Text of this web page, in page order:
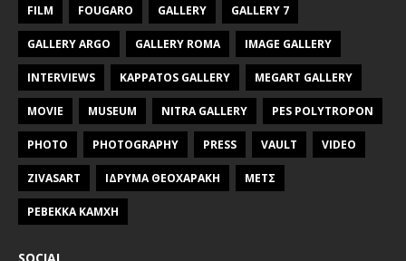
FILM FOUGARO GALLERY GALLERY 7
GALLERY ARGO GALLERY ROMA IMAGE GALLERY
INTERVIEWS KAPPATOS GALLERY MEGART GALLERY
MOVIE MUSEUM NITRA GALLERY PES POLYTROPON
PHOTO PHOTOGRAPHY PRESS VAULT VIDEO
ZIVASART ΙΔΡΥΜΑ ΘΕΟΧΑΡΑΚΗ ΜΕΤΣ
ΡΕΒΕΚΚΑ ΚΑΜΧΗ